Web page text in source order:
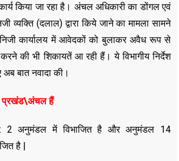
किया जा रहा है। अंचल अधिकारी का डोंगल एवं
व्यक्ति (दलाल) द्वारा किये जाने का मामला सामने
कार्यालय में आवेदकों को बुलाकर अवैध रूप से
की भी शिकायतें आ रही हैं। ये विभागीय निर्देश
बात नवादा की।
प्रखंड\अंचल हैं
2 अनुमंडल में विभाजित है और अनुमंडल 14
है |